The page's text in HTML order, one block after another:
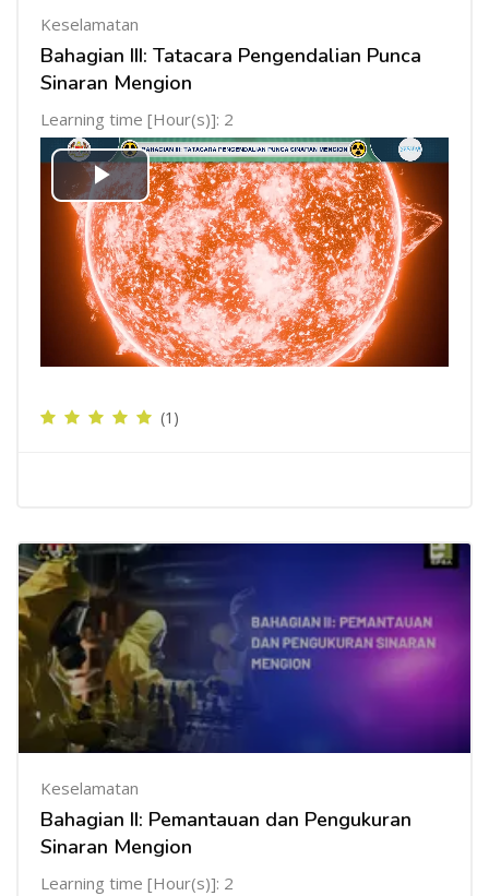
Keselamatan
Bahagian III: Tatacara Pengendalian Punca
Sinaran Mengion
Learning time [Hour(s)]: 2
Mainkan
Video
(1)
Keselamatan
Bahagian II: Pemantauan dan Pengukuran
Sinaran Mengion
Learning time [Hour(s)]: 2